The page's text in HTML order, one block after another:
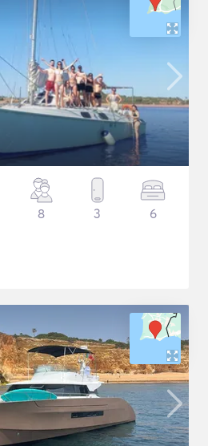
8 3 6